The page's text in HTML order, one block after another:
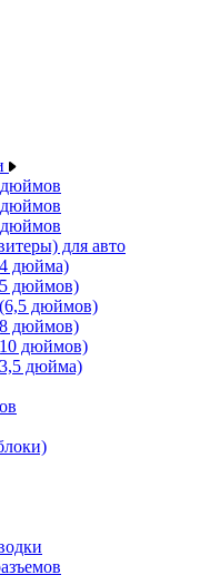
для авто
дюйма)
дюймов)
дюймов)
дюймов)
дюймов)
дюйма)